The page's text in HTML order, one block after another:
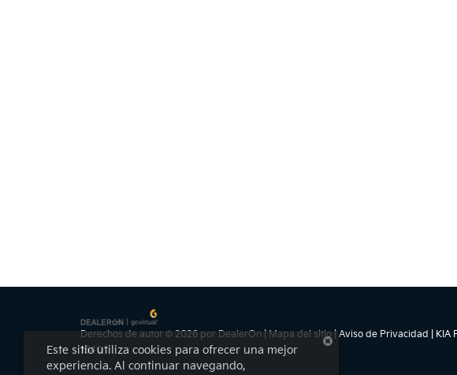
Derechos de autor © 2026 por DealerOn | Mapa del sitio | Aviso de Privacidad | KIA
1540
Este sitio utiliza cookies para ofrecer una mejor
experiencia. Al continuar navegando,